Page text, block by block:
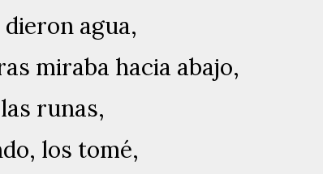
agua,
miraba hacia abajo,
runas,
los tomé,